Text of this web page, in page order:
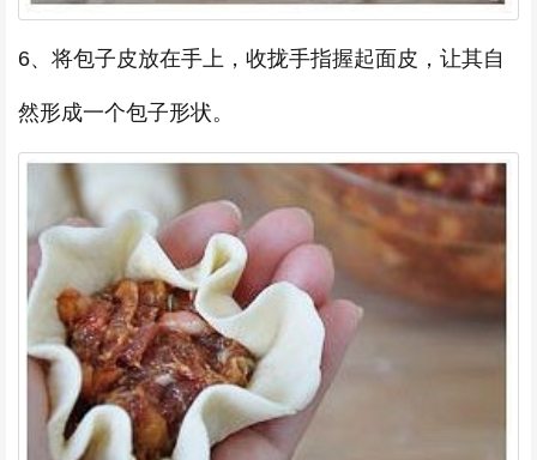
6、将包子皮放在手上，收拢手指握起面皮，让其自
然形成一个包子形状。